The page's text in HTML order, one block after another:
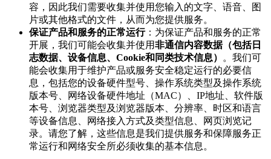
容，因此我们需要收集并使用您输入的文字、语音、图
片或其他格式的文件，从而为您提供服务。
保证产品和服务的正常运行：为保证产品和服务的正常
开展，我们可能会收集并使用非通信内容数据（包括日
志数据、设备信息、Cookie和同类技术信息）
。我们可
能会收集用于维护产品或服务安全稳定运行的必要信
息，包括您的设备硬件型号、操作系统类型及操作系统
版本号、网络设备硬件地址（MAC）、IP地址、软件版
本号、浏览器类型及浏览器版本、分辨率、时区和语言
等设备信息、网络接入方式及类型信息、网页浏览记
录。请您了解，这些信息是我们提供服务和保障服务正
常运行和网络安全所必须收集的基本信息。